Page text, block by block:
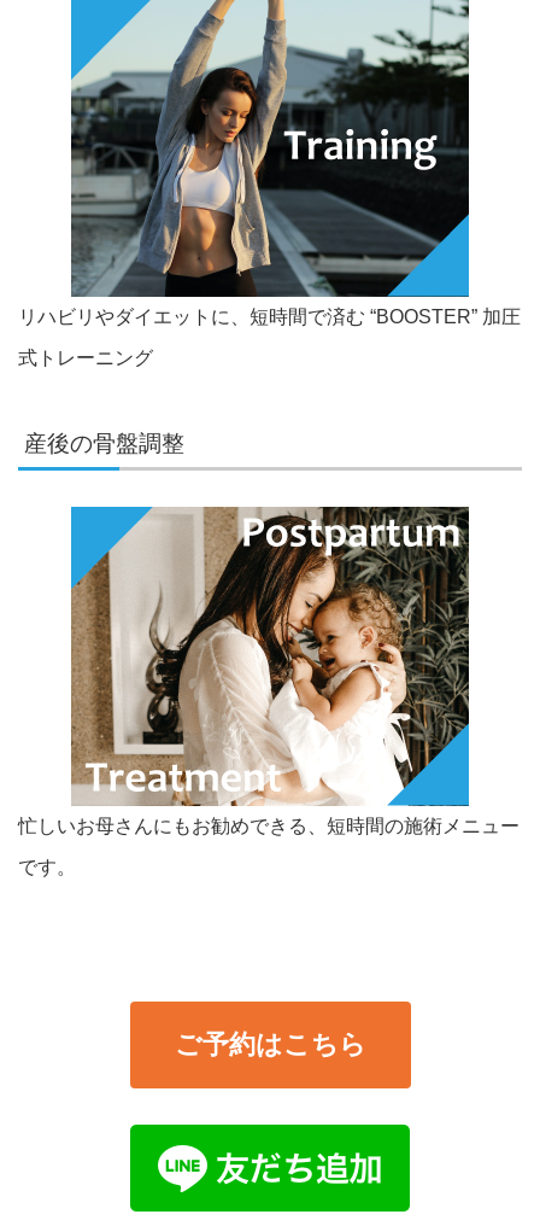
リハビリやダイエットに、短時間で済む “BOOSTER” 加圧
式トレーニング
産後の骨盤調整
忙しいお母さんにもお勧めできる、短時間の施術メニュー
です。
ご予約はこちら